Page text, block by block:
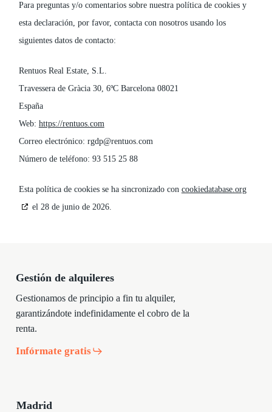
Para preguntas y/o comentarios sobre nuestra política de cookies y
esta declaración, por favor, contacta con nosotros usando los
siguientes datos de contacto:
Rentuos Real Estate, S.L.
Travessera de Gràcia 30, 6ºC Barcelona 08021
España
Web: https://rentuos.com
Correo electrónico: rgdp@rentuos.com
Número de teléfono: 93 515 25 88
Esta política de cookies se ha sincronizado con cookiedatabase.org
el 28 de junio de 2026.
Gestión de alquileres
Gestionamos de principio a fin tu alquiler,
garantizándote indefinidamente el cobro de la
renta.
Infórmate gratis
Madrid